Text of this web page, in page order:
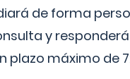
de forma
y
plazo máximo de